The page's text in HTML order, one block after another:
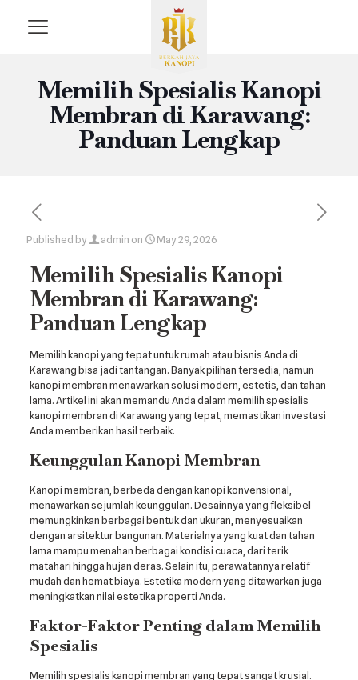
Memilih Spesialis Kanopi
Membran di Karawang:
Panduan Lengkap
Published by admin on May 29, 2026
Memilih Spesialis Kanopi
Membran di Karawang:
Panduan Lengkap
Memilih kanopi yang tepat untuk rumah atau bisnis Anda di
Karawang bisa jadi tantangan. Banyak pilihan tersedia, namun
kanopi membran menawarkan solusi modern, estetis, dan tahan
lama. Artikel ini akan memandu Anda dalam memilih spesialis
kanopi membran di Karawang yang tepat, memastikan investasi
Anda memberikan hasil terbaik.
Keunggulan Kanopi Membran
Kanopi membran, berbeda dengan kanopi konvensional,
menawarkan sejumlah keunggulan. Desainnya yang fleksibel
memungkinkan berbagai bentuk dan ukuran, menyesuaikan
dengan arsitektur bangunan. Materialnya yang kuat dan tahan
lama mampu menahan berbagai kondisi cuaca, dari terik
matahari hingga hujan deras. Selain itu, perawatannya relatif
mudah dan hemat biaya. Estetika modern yang ditawarkan juga
meningkatkan nilai estetika properti Anda.
Faktor-Faktor Penting dalam Memilih
Spesialis
Memilih spesialis kanopi membran yang tepat sangat krusial.